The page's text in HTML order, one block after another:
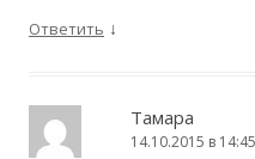
Ответить ↓
Тамара
14.10.2015 в 14:45